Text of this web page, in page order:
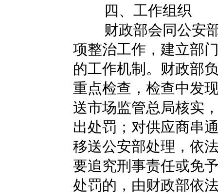
四、工作组织
财政部会同公安
项整治工作，建立部
的工作机制。财政部
重点检查，检查中发
送市场监管总局核实
出处罚；对供应商串
移送公安部处理，依
要追究刑事责任或免
处罚的，由财政部依